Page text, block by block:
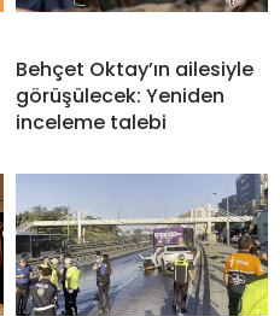
Behçet Oktay’ın ailesiyle
görüşülecek: Yeniden
inceleme talebi